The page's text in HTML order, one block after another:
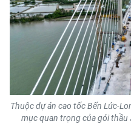
Media Kinh tế
Media Văn hóa
Media Xã hội
Media Pháp luật
Media Du lịch
Thuộc dự án cao tốc Bến Lức-
mục quan trọng của gói thầu